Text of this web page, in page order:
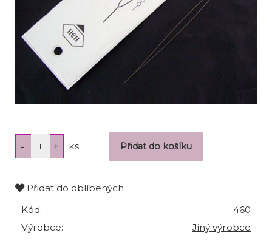
ks
Přidat do oblíbených
Kód:
460
Výrobce:
Jiný výrobce